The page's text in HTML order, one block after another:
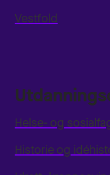
Vestfold
Helse- og
Historie og